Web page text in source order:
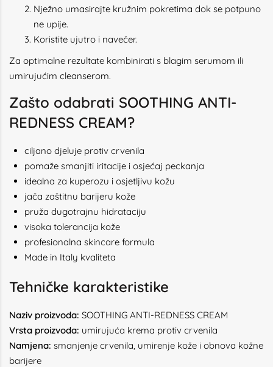
Nježno umasirajte kružnim pokretima dok se potpuno
ne upije.
Koristite ujutro i navečer.
Za optimalne rezultate kombinirati s blagim serumom ili
umirujućim cleanserom.
Zašto odabrati SOOTHING ANTI-
REDNESS CREAM?
ciljano djeluje protiv crvenila
pomaže smanjiti iritacije i osjećaj peckanja
idealna za kuperozu i osjetljivu kožu
jača zaštitnu barijeru kože
pruža dugotrajnu hidrataciju
visoka tolerancija kože
profesionalna skincare formula
Made in Italy kvaliteta
Tehničke karakteristike
Naziv proizvoda: SOOTHING ANTI-REDNESS CREAM
Vrsta proizvoda: umirujuća krema protiv crvenila
Namjena: smanjenje crvenila, umirenje kože i obnova kožne
barijere